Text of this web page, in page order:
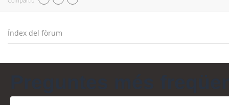
Índex del fòrum